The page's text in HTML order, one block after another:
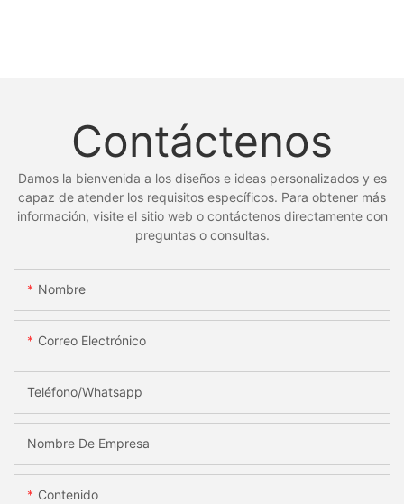
Contáctenos
Damos la bienvenida a los diseños e ideas personalizados y es
capaz de atender los requisitos específicos. Para obtener más
información, visite el sitio web o contáctenos directamente con
preguntas o consultas.
Nombre
Correo Electrónico
Teléfono/whatsapp
Nombre De Empresa
Contenido